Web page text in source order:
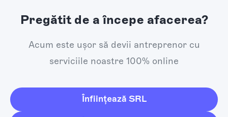
Pregătit de a începe afacerea?
Acum este ușor să devii antreprenor cu
serviciile noastre 100% online
Înființează SRL